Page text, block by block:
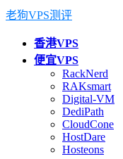
老狗VPS测评
香港VPS
便宜VPS
RackNerd
RAKsmart
Digital-VM
DediPath
CloudCone
HostDare
Hosteons